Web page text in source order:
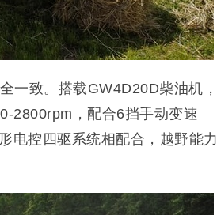
一致。搭载GW4D20D柴油机，
2800rpm，配合6挡手动变速
电控四驱系统相配合，越野能力